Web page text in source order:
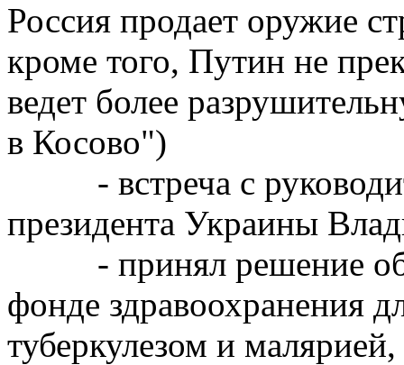
Россия продает оружие
кроме того, Путин не
ведет более
в Косово")
- встреча с
президента Украины
- принял решение об
фонде
туберкулезом и